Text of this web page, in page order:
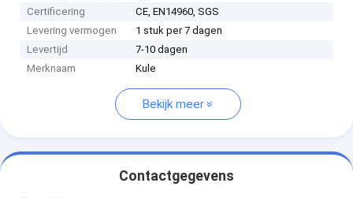
Certificering
CE, EN14960, SGS
Levering vermogen
1 stuk per 7 dagen
Levertijd
7-10 dagen
Merknaam
Kule
Bekijk meer
Contactgegevens